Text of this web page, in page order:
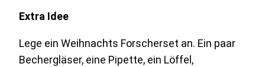
Extra Idee
Lege ein Weihnachts Forscherset an. Ein paar
Bechergläser, eine Pipette, ein Löffel,